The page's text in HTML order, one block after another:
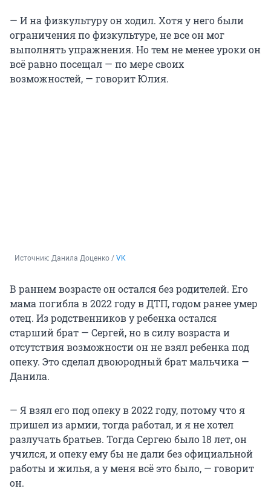
— И на физкультуру он ходил. Хотя у него были
ограничения по физкультуре, не все он мог
выполнять упражнения. Но тем не менее уроки он
всё равно посещал — по мере своих
возможностей, — говорит Юлия.
Источник: Данила Доценко / VK
В раннем возрасте он остался без родителей. Его
мама погибла в 2022 году в ДТП, годом ранее умер
отец. Из родственников у ребенка остался
старший брат — Сергей, но в силу возраста и
отсутствия возможности он не взял ребенка под
опеку. Это сделал двоюродный брат мальчика —
Данила.
— Я взял его под опеку в 2022 году, потому что я
пришел из армии, тогда работал, и я не хотел
разлучать братьев. Тогда Сергею было 18 лет, он
учился, и опеку ему бы не дали без официальной
работы и жилья, а у меня всё это было, — говорит
он.